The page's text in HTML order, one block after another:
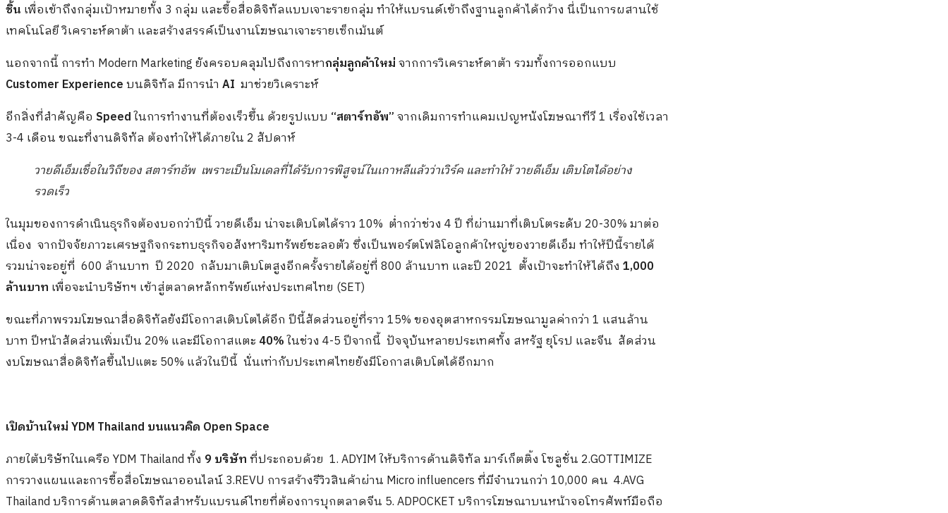
ชิ้น เพื่อเข้าถึงกลุ่มเป้าหมายทั้ง 3 กลุ่ม และซื้อสื่อดิจิทัลแบบเจาะรายกลุ่ม ทำให้แบรนด์เข้าถึงฐานลูกค้าได้กว้าง นี่เป็นการผสานใช้
เทคโนโลยี วิเคราะห์ดาต้า และสร้างสรรค์เป็นงานโฆษณาเจาะรายเซ็กเม้นต์
นอกจากนี้ การทำ Modern Marketing ยังครอบคลุมไปถึงการหากลุ่มลูกค้าใหม่จากการวิเคราะห์ดาต้า รวมทั้งการออกแบบ
Customer Experienceบนดิจิทัล มีการนำ AI มาช่วยวิเคราะห์
อีกสิ่งที่สำคัญคือ Speedในการทำงานที่ต้องเร็วขึ้น ด้วยรูปแบบ “สตาร์ทอัพ”จากเดิมการทำแคมเปญหนังโฆษณาทีวี 1 เรื่องใช้เวลา
3-4 เดือน ขณะที่งานดิจิทัล ต้องทำให้ได้ภายใน 2 สัปดาห์
วายดีเอ็มเชื่อในวิถีของ สตาร์ทอัพ เพราะเป็นโมเดลที่ได้รับการพิสูจน์ในเกาหลีแล้วว่าเวิร์ค และทำให้ วายดีเอ็ม เติบโตได้อย่าง
รวดเร็ว
ในมุมของการดำเนินธุรกิจต้องบอกว่าปีนี้ วายดีเอ็ม น่าจะเติบโตได้ราว 10% ต่ำกว่าช่วง 4 ปี ที่ผ่านมาที่เติบโตระดับ 20-30% มาต่อ
เนื่อง จากปัจจัยภาวะเศรษฐกิจกระทบธุรกิจอสังหาริมทรัพย์ชะลอตัว ซึ่งเป็นพอร์ตโฟลิโอลูกค้าใหญ่ของวายดีเอ็ม ทำให้ปีนี้รายได้
รวมน่าจะอยู่ที่ 600 ล้านบาท ปี 2020 กลับมาเติบโตสูงอีกครั้งรายได้อยู่ที่ 800 ล้านบาท และปี 2021 ตั้งเป้าจะทำให้ได้ถึง 1,000
ล้านบาท เพื่อจะนำบริษัทฯ เข้าสู่ตลาดหลักทรัพย์แห่งประเทศไทย (SET)
ขณะที่ภาพรวมโฆษณาสื่อดิจิทัลยังมีโอกาสเติบโตได้อีก ปีนี้สัดส่วนอยู่ที่ราว 15% ของอุตสาหกรรมโฆษณามูลค่ากว่า 1 แสนล้าน
บาท ปีหน้าสัดส่วนเพิ่มเป็น 20% และมีโอกาสแตะ 40%ในช่วง 4-5 ปีจากนี้ ปัจจุบันหลายประเทศทั้ง สหรัฐ ยุโรป และจีน สัดส่วน
งบโฆษณาสื่อดิจิทัลขึ้นไปแตะ 50% แล้วในปีนี้ นั่นเท่ากับประเทศไทยยังมีโอกาสเติบโตได้อีกมาก
เปิดบ้านใหม่YDM Thailand บนแนวคิด Open Space
ภายใต้บริษัทในเครือ YDM Thailand ทั้ง 9 บริษัทที่ประกอบด้วย 1. ADYIM ให้บริการด้านดิจิทัล มาร์เก็ตติ้ง โซลูชั่น 2.GOTTIMIZE
การวางแผนและการซื้อสื่อโฆษณาออนไลน์ 3.REVU การสร้างรีวิวสินค้าผ่าน Micro influencers ที่มีจำนวนกว่า 10,000 คน 4.AVG
Thailand บริการด้านตลาดดิจิทัลสำหรับแบรนด์ไทยที่ต้องการบุกตลาดจีน 5. ADPOCKET บริการโฆษณาบนหน้าจอโทรศัพท์มือถือ